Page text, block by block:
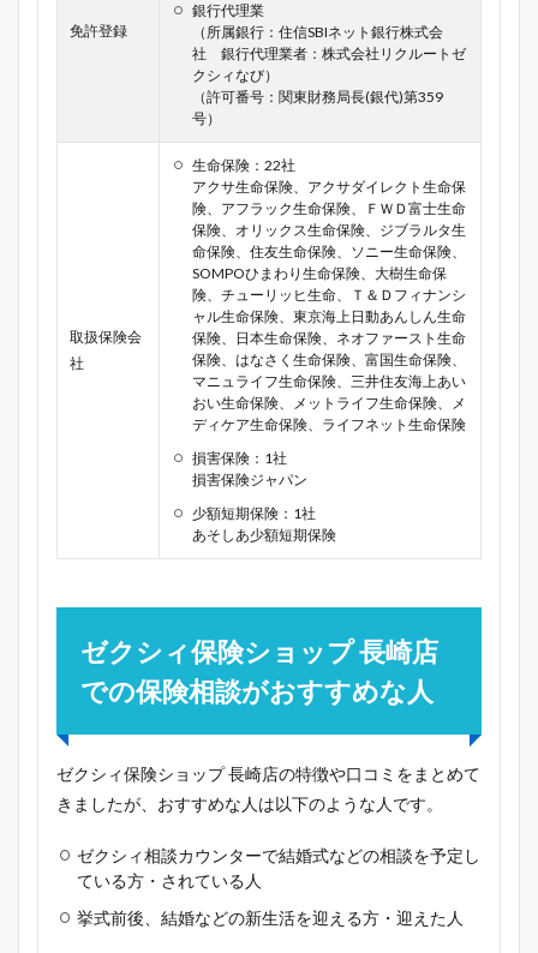
免許登録
銀行代理業
（所属銀行：住信SBIネット銀行株式会
社 銀行代理業者：株式会社リクルートゼ
クシィなび）
（許可番号：関東財務局長(銀代)第359
号）
取扱保険会
社
生命保険：22社
アクサ生命保険、アクサダイレクト生命保
険、アフラック生命保険、ＦＷＤ富士生命
保険、オリックス生命保険、ジブラルタ生
命保険、住友生命保険、ソニー生命保険、
SOMPOひまわり生命保険、大樹生命保
険、チューリッヒ生命、Ｔ＆Ｄフィナンシ
ャル生命保険、東京海上日動あんしん生命
保険、日本生命保険、ネオファースト生命
保険、はなさく生命保険、富国生命保険、
マニュライフ生命保険、三井住友海上あい
おい生命保険、メットライフ生命保険、メ
ディケア生命保険、ライフネット生命保険
損害保険：1社
損害保険ジャパン
少額短期保険：1社
あそしあ少額短期保険
ゼクシィ保険ショップ 長崎店
での保険相談がおすすめな人
ゼクシィ保険ショップ 長崎店の特徴や口コミをまとめて
きましたが、おすすめな人は以下のような人です。
ゼクシィ相談カウンターで結婚式などの相談を予定し
ている方・されている人
挙式前後、結婚などの新生活を迎える方・迎えた人